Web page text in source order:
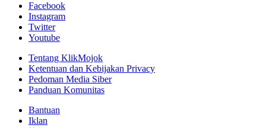
Facebook
Instagram
Twitter
Youtube
Tentang KlikMojok
Ketentuan dan Kebijakan Privacy
Pedoman Media Siber
Panduan Komunitas
Bantuan
Iklan